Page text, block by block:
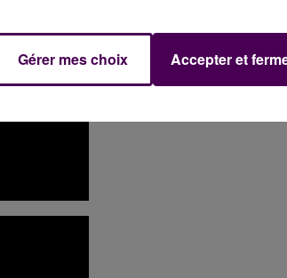
Gérer mes choix Accepter et